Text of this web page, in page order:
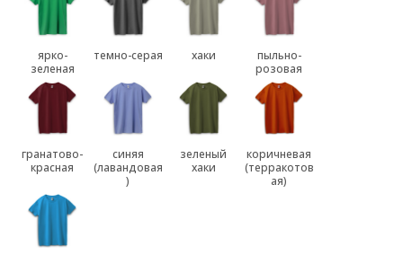
ярко-
зеленая
темно-серая хаки
пыльно-
розовая
гранатово-
красная
синяя
(лавандовая
)
зеленый
хаки
коричневая
(терракотов
ая)